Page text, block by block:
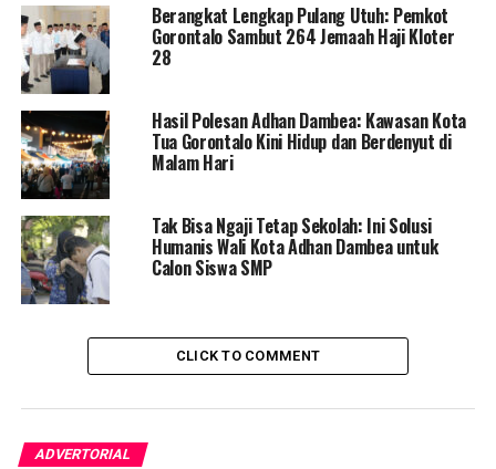
“Sudah beberapa kali kami lakukan mediasi dan diberikan
tenggat waktu untuk membongkar bangunannya
sendiri, tapi peringatan itu tidak dijalankan oleh yang
bersangkutan,” ujar Wali Kota Adhan.
Area yang ditertibkan tersebut merupakan fasilitas
umum berupa saluran air yang sangat vital untuk
mencegah genangan banjir di perkotaan. Ironisnya, di
lapangan masih ditemukan oknum yang mengklaim
kepemilikan atas lahan di atas drainase tersebut. Selain
persoalan klaim lahan sepihak, Adhan juga menyoroti
adanya praktik penyewaan lapak secara ilegal di atas
fasilitas publik yang jelas-jelas menyalahi aturan tata
Meski bertindak tegas demi penegakan aturan, Pemkot
Gorontalo tidak lantas menutup mata terhadap urat
nadi perekonomian warga. Pemerintah tetap
Berangkat Lengkap Pulang Utuh: Pemkot
Gorontalo Sambut 264 Jemaah Haji Kloter
28
Hasil Polesan Adhan Dambea: Kawasan Kota
Tua Gorontalo Kini Hidup dan Berdenyut di
Malam Hari
Tak Bisa Ngaji Tetap Sekolah: Ini Solusi
Humanis Wali Kota Adhan Dambea untuk
Calon Siswa SMP
CLICK TO COMMENT
ADVERTORIAL